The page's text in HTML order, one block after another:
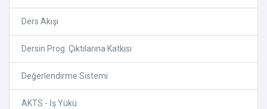
Ders Akışı
Dersin Prog. Çıktılarına Katkısı
Değerlendirme Sistemi
AKTS - İş Yükü